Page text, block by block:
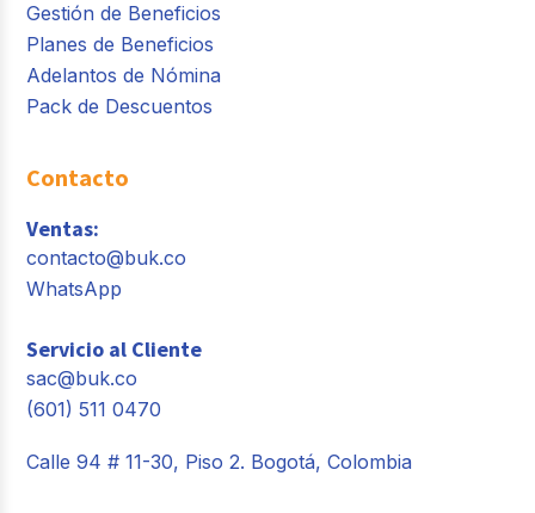
Gestión de Beneficios
Planes de Beneficios
Adelantos de Nómina
Pack de Descuentos
Contacto
Ventas:
contacto@buk.co
WhatsApp
Servicio al Cliente
sac@buk.co
(601) 511 0470
Calle 94 # 11-30, Piso 2. Bogotá, Colombia